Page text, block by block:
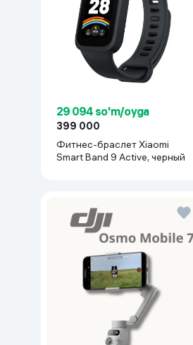
29 094 so'm/oyga
399 000
Фитнес-браслет Xiaomi
Smart Band 9 Active, черный